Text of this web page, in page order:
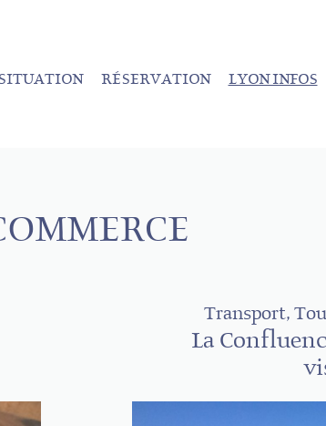
RÉSERVATION LYON INFOS
Transport,
La